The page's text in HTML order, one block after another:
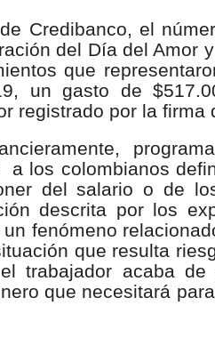
avanza hacia una ruta
de Cartagena avanza en
del Centro Histórico
avanza con resultados en
son las millonarias
de Caldas hace
de seguridad sin
Credibanco, el
del Día del Amor
que
un gasto de
registrado por la firma
a los colombianos
del salario o de
descrita por los
fenómeno
que resulta
trabajador acaba
que necesitará